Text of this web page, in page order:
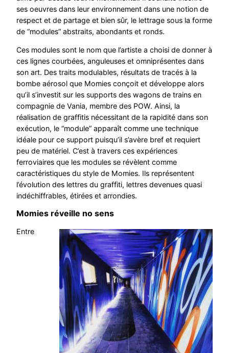
ses oeuvres dans leur environnement dans une notion de
respect et de partage et bien sûr, le lettrage sous la forme
de “modules” abstraits, abondants et ronds.
Ces modules sont le nom que l’artiste a choisi de donner à
ces lignes courbées, anguleuses et omniprésentes dans
son art. Des traits modulables, résultats de tracés à la
bombe aérosol que Momies conçoit et développe alors
qu’il s’investit sur les supports des wagons de trains en
compagnie de Vania, membre des POW. Ainsi, la
réalisation de graffitis nécessitant de la rapidité dans son
exécution, le “module” apparaît comme une technique
idéale pour ce support puisqu’il s’avère bref et requiert
peu de matériel. C’est à travers ces expériences
ferroviaires que les modules se révèlent comme
caractéristiques du style de Momies. Ils représentent
l’évolution des lettres du graffiti, lettres devenues quasi
indéchiffrables, étirées et arrondies.
Momies réveille no sens
Entre